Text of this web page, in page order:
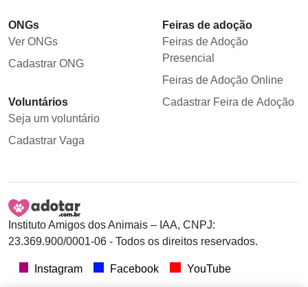
ONGs
Ver ONGs
Cadastrar ONG
Voluntários
Seja um voluntário
Cadastrar Vaga
Feiras de adoção
Feiras de Adoção
Presencial
Feiras de Adoção Online
Cadastrar Feira de Adoção
Instituto Amigos dos Animais – IAA, CNPJ:
23.369.900/0001-06 - Todos os direitos reservados.
Instagram Facebook YouTube